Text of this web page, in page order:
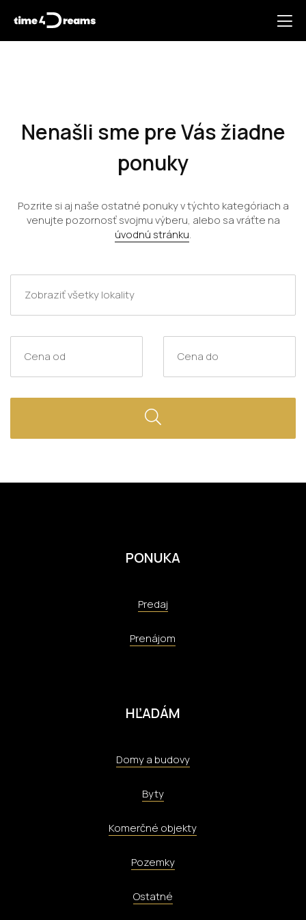
Nenašli sme pre Vás žiadne
ponuky
Pozrite si aj naše ostatné ponuky v týchto kategóriach a
venujte pozornosť svojmu výberu, alebo sa vráťte na
úvodnú stránku.
PONUKA
Predaj
Prenájom
HĽADÁM
Domy a budovy
Byty
Komerčné objekty
Pozemky
Ostatné